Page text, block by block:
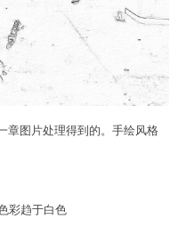
章图片处理得到的。手绘风格
彩趋于白色